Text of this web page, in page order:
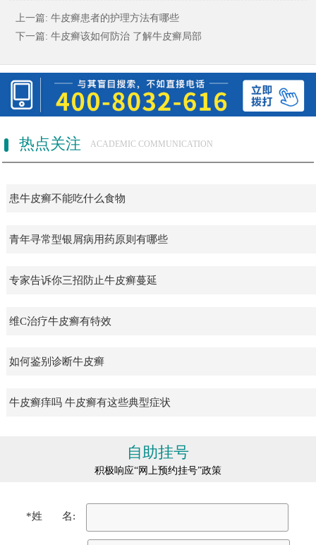
上一篇: 牛皮癣患者的护理方法有哪些
下一篇: 牛皮癣该如何防治 了解牛皮癣局部
热点关注 ACADEMIC COMMUNICATION
患牛皮癣不能吃什么食物
青年寻常型银屑病用药原则有哪些
专家告诉你三招防止牛皮癣蔓延
维C治疗牛皮癣有特效
如何鉴别诊断牛皮癣
牛皮癣痒吗 牛皮癣有这些典型症状
自助挂号
积极响应“网上预约挂号”政策
*姓 名: